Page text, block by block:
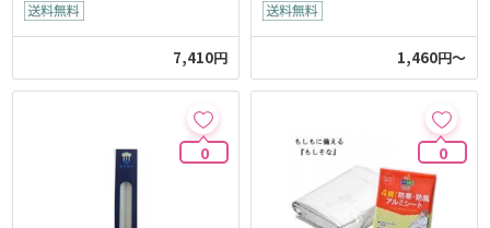
7,410円 1,460円～
0 0